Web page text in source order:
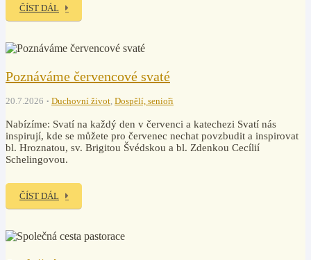
ČÍST DÁL
Poznáváme červencové svaté
20.7.2026 Duchovní život, Dospělí, senioři
Nabízíme: Svatí na každý den v červenci a katechezi Svatí nás
inspirují, kde se můžete pro červenec nechat povzbudit a inspirovat
bl. Hroznatou, sv. Brigitou Švédskou a bl. Zdenkou Cecílií
Schelingovou.
ČÍST DÁL